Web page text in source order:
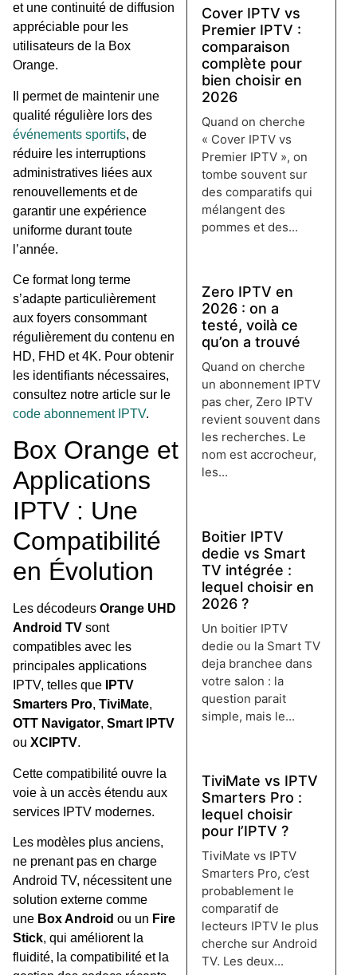
et une continuité de diffusion
appréciable pour les
utilisateurs de la Box
Orange.
Il permet de maintenir une
qualité régulière lors des
événements sportifs, de
réduire les interruptions
administratives liées aux
renouvellements et de
garantir une expérience
uniforme durant toute
l’année.
Ce format long terme
s’adapte particulièrement
aux foyers consommant
régulièrement du contenu en
HD, FHD et 4K. Pour obtenir
les identifiants nécessaires,
consultez notre article sur le
code abonnement IPTV.
Box Orange et
Applications
IPTV : Une
Compatibilité
en Évolution
Les décodeurs Orange UHD
Android TV sont
compatibles avec les
principales applications
IPTV, telles que
IPTV
Smarters Pro, TiviMate,
OTT Navigator, Smart IPTV
ou XCIPTV.
Cette compatibilité ouvre la
voie à un accès étendu aux
services IPTV modernes.
Les modèles plus anciens,
ne prenant pas en charge
Android TV, nécessitent une
solution externe comme
une Box Android ou un Fire
Stick, qui améliorent la
fluidité, la compatibilité et la
Cover IPTV vs
Premier IPTV :
comparaison
complète pour
bien choisir en
2026
Quand on cherche
« Cover IPTV vs
Premier IPTV », on
tombe souvent sur
des comparatifs qui
mélangent des
pommes et des...
Zero IPTV en
2026 : on a
testé, voilà ce
qu’on a trouvé
Quand on cherche
un abonnement IPTV
pas cher, Zero IPTV
revient souvent dans
les recherches. Le
nom est accrocheur,
les...
Boitier IPTV
dedie vs Smart
TV intégrée :
lequel choisir en
2026 ?
Un boitier IPTV
dedie ou la Smart TV
deja branchee dans
votre salon : la
question parait
simple, mais le...
TiviMate vs IPTV
Smarters Pro :
lequel choisir
pour l’IPTV ?
TiviMate vs IPTV
Smarters Pro, c’est
probablement le
comparatif de
lecteurs IPTV le plus
cherche sur Android
TV. Les deux...